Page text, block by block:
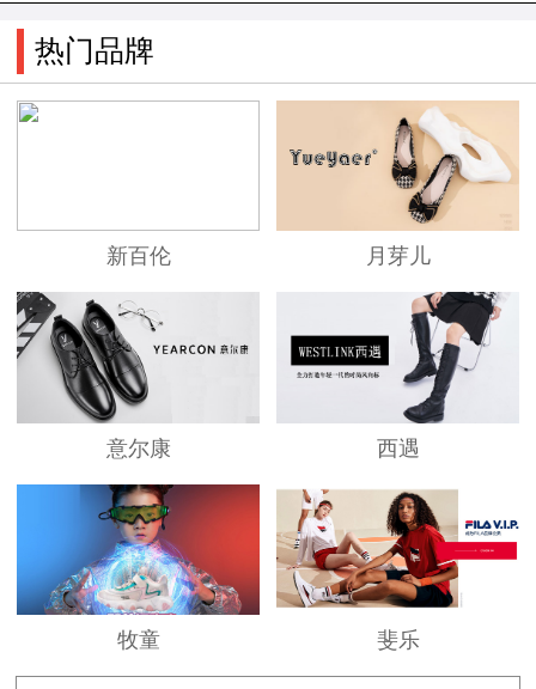
料，并注重细节的处理。无论是鞋底的舒适度还
是鞋面的质感，蝶澳女鞋都经过严格的质量控
制，以确保每一双鞋子都能够给消费者带来卓越
热门品牌
新百伦 月芽儿
意尔康 西遇
牧童 斐乐